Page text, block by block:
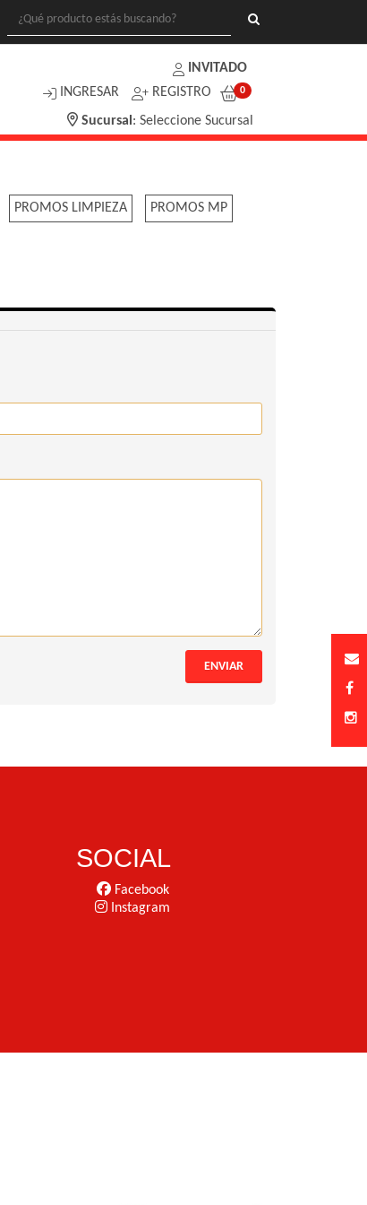
INVITADO
INGRESAR
REGISTRO
Sucursal :Seleccione Sucursal
0
PROMOS LIMPIEZA PROMOS MP
ENVIAR
SOCIAL
Facebook
Instagram